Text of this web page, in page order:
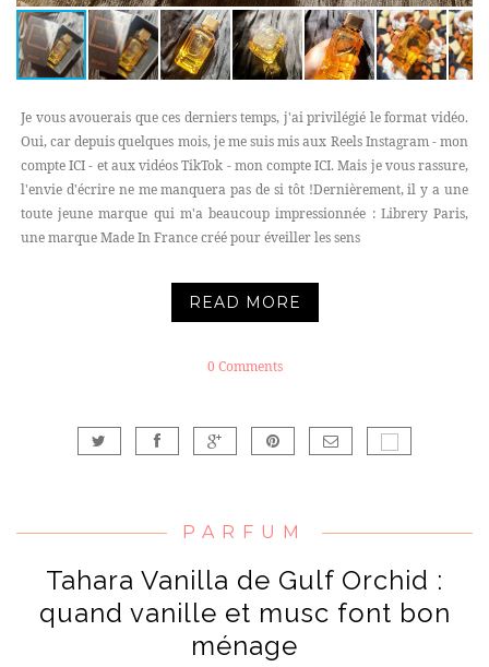
Je vous avouerais que ces derniers temps, j'ai privilégié le format vidéo.
Oui, car depuis quelques mois, je me suis mis aux Reels Instagram - mon
compte ICI - et aux vidéos TikTok - mon compte ICI. Mais je vous rassure,
l'envie d'écrire ne me manquera pas de si tôt !Dernièrement, il y a une
toute jeune marque qui m'a beaucoup impressionnée : Librery Paris,
une marque Made In France créé pour éveiller les sens
READ MORE
0 Comments
PARFUM
Tahara Vanilla de Gulf Orchid :
quand vanille et musc font bon
ménage